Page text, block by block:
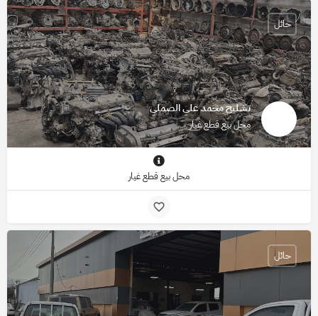
تشليح محمد علي الصملي
محل بيع قطع غيار
حائل
محل بيع قطع غيار
حائل